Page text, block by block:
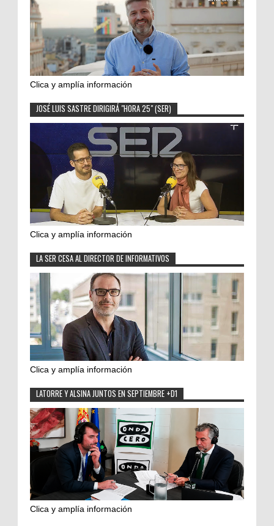
Clica y amplía información
JOSÉ LUIS SASTRE DIRIGIRÁ "HORA 25" (SER)
Clica y amplía información
LA SER CESA AL DIRECTOR DE INFORMATIVOS
Clica y amplía información
LATORRE Y ALSINA JUNTOS EN SEPTIEMBRE +D1
Clica y amplía información